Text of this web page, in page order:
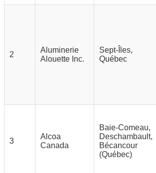
2
Aluminerie
Alouette Inc.
Sept-Îles,
Québec
3
Alcoa
Canada
Baie-Comeau,
Deschambault,
Bécancour
(Québec)